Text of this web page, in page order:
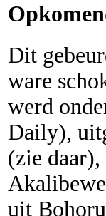
Dit
ware
werd
Daily),
(zie
uit